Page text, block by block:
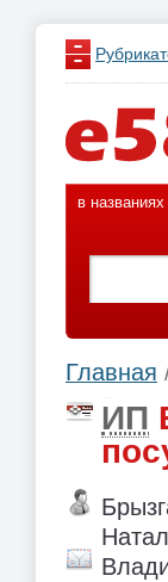
в названиях
Главная
ИП